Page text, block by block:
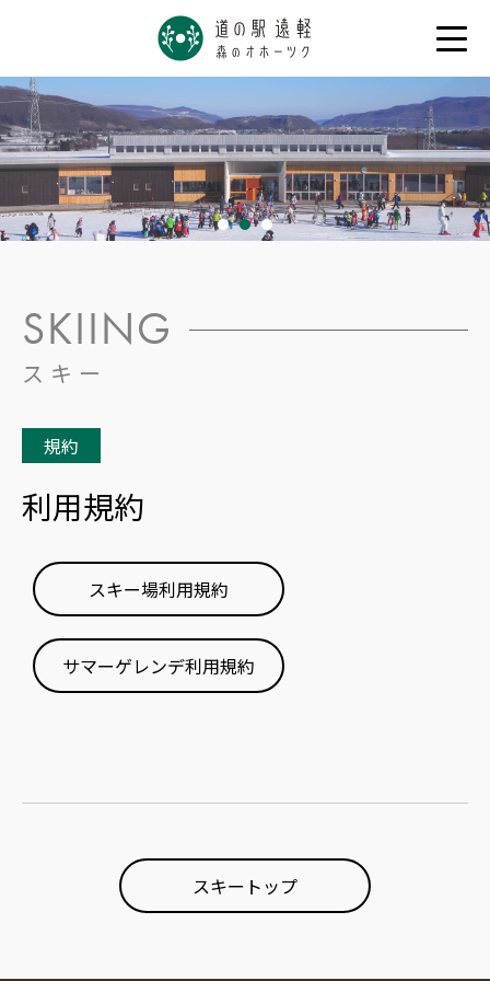
1 2 3
SKIING
スキー
規約
利用規約
スキー場利用規約
サマーゲレンデ利用規約
スキートップ